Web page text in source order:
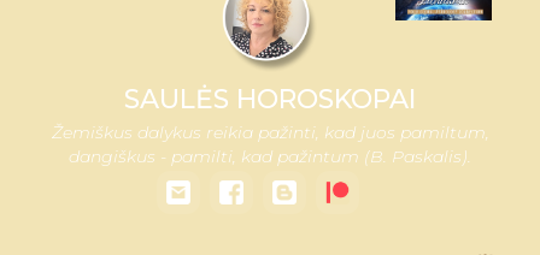
SAULĖS HOROSKOPAI
Žemiškus dalykus reikia pažinti, kad juos pamiltum,
dangiškus - pamilti, kad pažintum (B. Paskalis).